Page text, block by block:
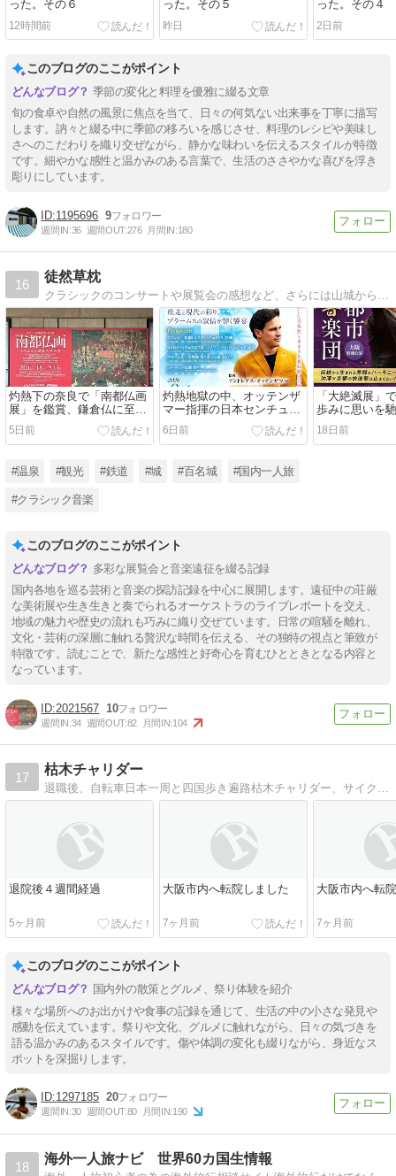
った。その６
12時間前
った。その５
昨日
った。その４
2日前
このブログのここがポイント
季節の変化と料理を優雅に綴る文章
旬の食卓や自然の風景に焦点を当て、日々の何気ない出来事を丁寧に描写
します。訥々と綴る中に季節の移ろいを感じさせ、料理のレシピや美味し
さへのこだわりを織り交ぜながら、静かな味わいを伝えるスタイルが特徴
です。細やかな感性と温かみのある言葉で、生活のささやかな喜びを浮き
彫りにしています。
1195696 9
週間IN:36 週間OUT:276 月間IN:180
16
徒然草枕
クラシックのコンサートや展覧会の感想など、さらには山城から鉄道など脈絡のない趣味の網羅
灼熱下の奈良で「南都仏画
展」を鑑賞、鎌倉仏に至る
歴史の流れを体感する
5日前
灼熱地獄の中、オッテンザ
マー指揮の日本センチュリ
ーの定期に繰り出す
6日前
「大絶滅展」
歩みに思いを
沖澤指揮京響
あざとい演奏
18日前
#温泉 #観光 #鉄道 #城 #百名城 #国内一人旅
#クラシック音楽
このブログのここがポイント
多彩な展覧会と音楽遠征を綴る記録
国内各地を巡る芸術と音楽の探訪記録を中心に展開します。遠征中の荘厳
な美術展や生き生きと奏でられるオーケストラのライブレポートを交え、
地域の魅力や歴史の流れも巧みに織り交ぜています。日常の喧騒を離れ、
文化・芸術の深層に触れる贅沢な時間を伝える、その独特の視点と筆致が
特徴です。読むことで、新たな感性と好奇心を育むひとときとなる内容と
なっています。
2021567 10
週間IN:34 週間OUT:82 月間IN:104
17
枯木チャリダー
退院後４週間経過
5ヶ月前
大阪市内へ転院しました
7ヶ月前
大阪市内へ転
7ヶ月前
このブログのここがポイント
国内外の散策とグルメ、祭り体験を紹介
様々な場所へのお出かけや食事の記録を通じて、生活の中の小さな発見や
感動を伝えています。祭りや文化、グルメに触れながら、日々の気づきを
語る温かみのあるスタイルです。傷や体調の変化も綴りながら、身近なス
ポットを深掘りします。
1297185 20
週間IN:30 週間OUT:80 月間IN:190
18
海外一人旅ナビ 世界60カ国生情報